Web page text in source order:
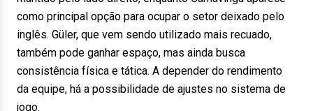
como principal opção para ocupar o setor deixado pelo
inglês. Güler, que vem sendo utilizado mais recuado,
também pode ganhar espaço, mas ainda busca
consistência física e tática. A depender do rendimento
da equipe, há a possibilidade de ajustes no sistema de
jogo.